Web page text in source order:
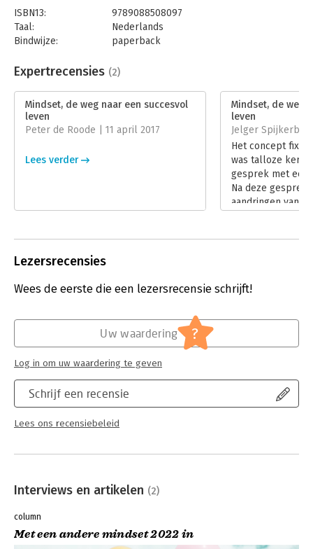
ISBN13:
9789088508097
Taal:
Nederlands
Bindwijze:
paperback
Uitgever:
SWP
Verschijningsdatum:
Hoofdrubriek: Psychologie
Expertrecensies (2)
Mindset, de weg naar een succesvol
leven
Peter de Roode | 11 april 2017
Lees verder
Mindset, de weg
leven
Jelger
Het concept
was talloze
gesprek met een
Na deze
aandringen van
Lezersrecensies
Wees de eerste die een lezersrecensie schrijft!
Schrijf een recensie
Lees ons recensiebeleid
Uw waardering ?
Log in om uw waardering te geven
Interviews en artikelen (2)
column
Met een andere mindset 2022 in